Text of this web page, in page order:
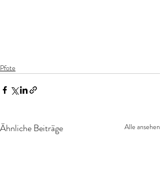
Pfote
Ähnliche Beiträge Alle ansehen